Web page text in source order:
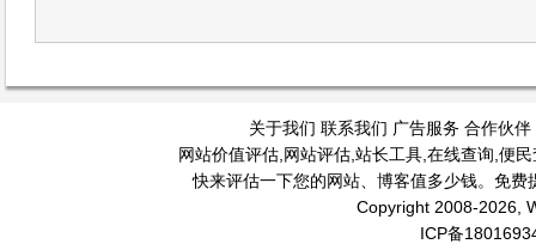
关于我们 联系我们 广告服务 合作伙伴
网站价值评估, 网站评估, 站长工具, 在线查询 便民
快来评估一下您的网站、博客值多少钱。免
Copyright 2008-2026,
ICP备